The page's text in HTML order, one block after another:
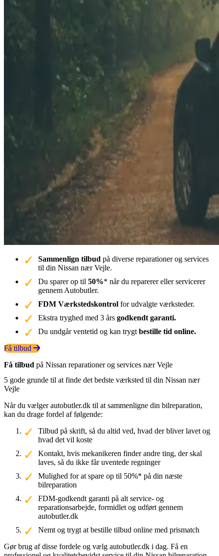
Sammenlign tilbud på diverse reparationer og services
til din Nissan nær Vejle.
Du sparer op til 50%* når du reparerer eller servicerer
gennem Autobutler.
FDM Værkstedskontrol for udvalgte værksteder.
Ekstra tryghed med 3 års godkendt garanti.
Du undgår ventetid og kan trygt bestille tid online.
Få tilbud
Få tilbud på Nissan reparationer og services nær Vejle
5 gode grunde til at finde det bedste værksted til din Nissan nær
Vejle
Når du vælger autobutler.dk til at sammenligne din bilreparation,
kan du drage fordel af følgende:
Tilbud på skrift, så du altid ved, hvad der bliver lavet og
hvad det vil koste
Kontakt, hvis mekanikeren finder andre ting, der skal
laves, så du ikke får uventede regninger
Mulighed for at spare op til 50%* på din næste
bilreparation
FDM-godkendt garanti på alt service- og
reparationsarbejde, formidlet og udført gennem
autobutler.dk
Nemt og trygt at bestille tilbud online med prismatch
Gør brug af disse fordele og vælg autobutler.dk i dag. Få en